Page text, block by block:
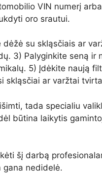
VIN numerį arba
oro srautui.
su skląsčiais ar
3) Palyginkite seną ir
5) Įdėkite naują
skląsčiai ar varžtai
tada specialiu
būtina laikytis
šį darbą
gana nedidelė.